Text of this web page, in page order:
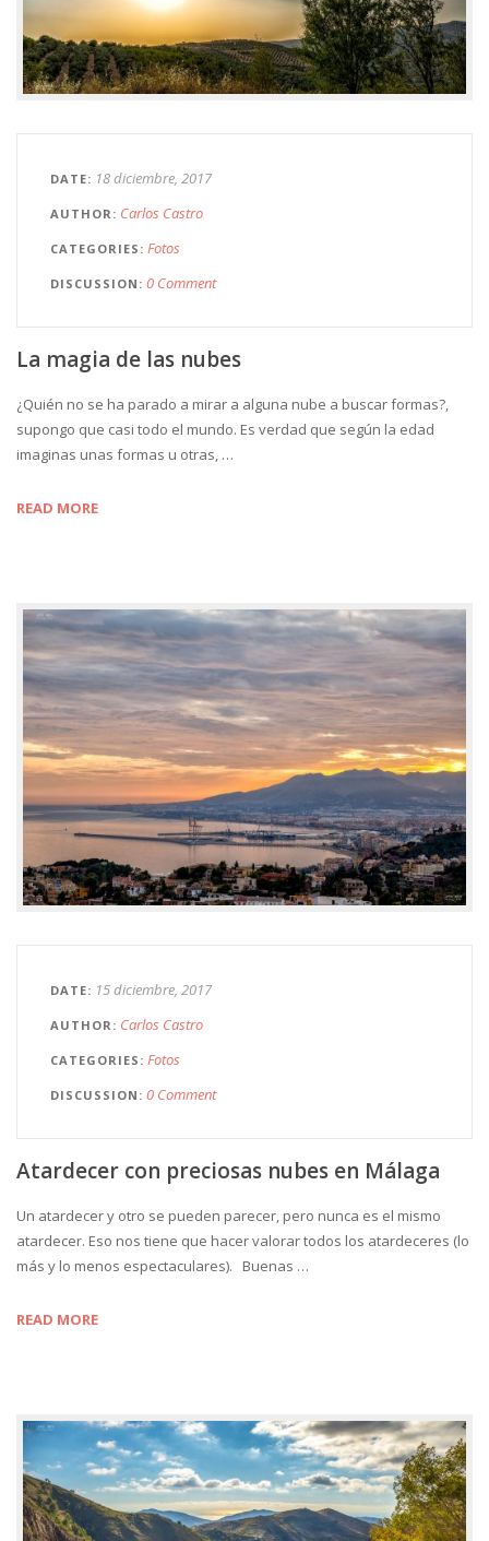
DATE 18 diciembre, 2017
AUTHOR Carlos Castro
CATEGORIES Fotos
DISCUSSION 0 Comment
La magia de las nubes
¿Quién no se ha parado a mirar a alguna nube a buscar formas?,
supongo que casi todo el mundo. Es verdad que según la edad
imaginas unas formas u otras, …
READ MORE
DATE 15 diciembre, 2017
AUTHOR Carlos Castro
CATEGORIES Fotos
DISCUSSION 0 Comment
Atardecer con preciosas nubes en Málaga
Un atardecer y otro se pueden parecer, pero nunca es el mismo
atardecer. Eso nos tiene que hacer valorar todos los atardeceres (lo
más y lo menos espectaculares). Buenas …
READ MORE